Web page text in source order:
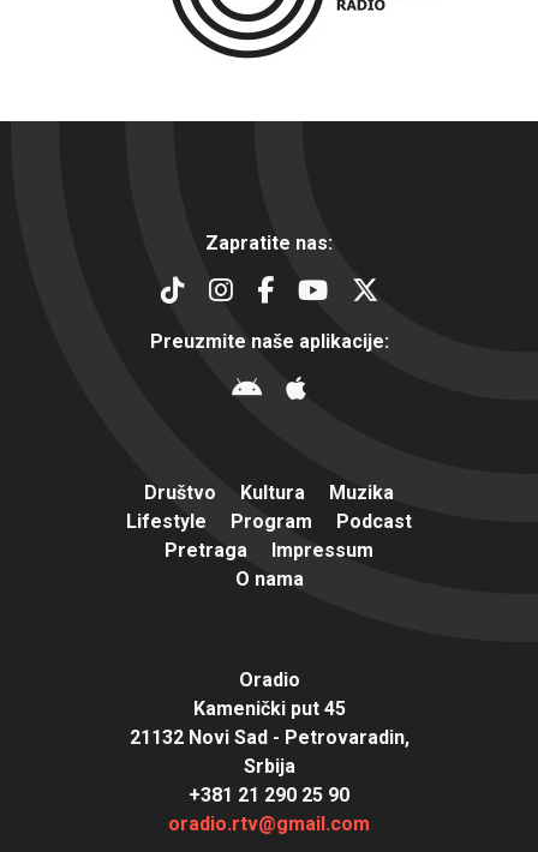
Zapratite nas:
Preuzmite naše aplikacije:
Društvo Kultura
Muzika
Lifestyle
Program
Podcast
Pretraga
Impressum
O nama
Oradio
Kamenički put 45
21132 Novi Sad - Petrovaradin,
Srbija
+381 21 290 25 90
oradio.rtv@gmail.com